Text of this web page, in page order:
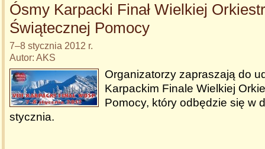
Ósmy Karpacki Finał Wielkiej
Świątecznej Pomocy
7–8 stycznia 2012 r.
Autor: AKS
Organizatorzy zapraszają do
Karpackim Finale Wielkiej
Pomocy, który odbędzie się w
stycznia.